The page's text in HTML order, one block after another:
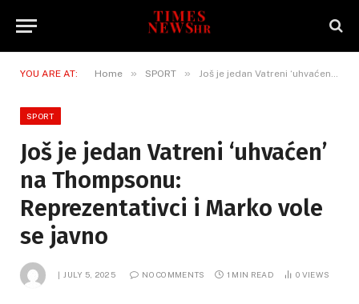
YOU ARE AT: Home » SPORT » Još je jedan Vatreni ‘uhvaćen’ na Thompsonu: Reprezentativci i Marko vole se javno
SPORT
Još je jedan Vatreni ‘uhvaćen’
na Thompsonu:
Reprezentativci i Marko vole
se javno
JULY 5, 2025 NO COMMENTS 1 MIN READ 0 VIEWS